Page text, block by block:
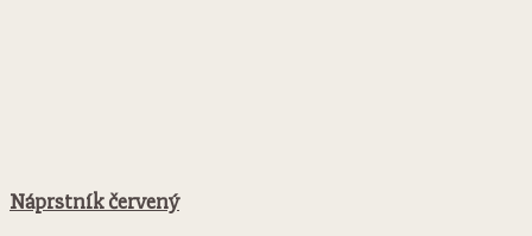
Náprstník červený